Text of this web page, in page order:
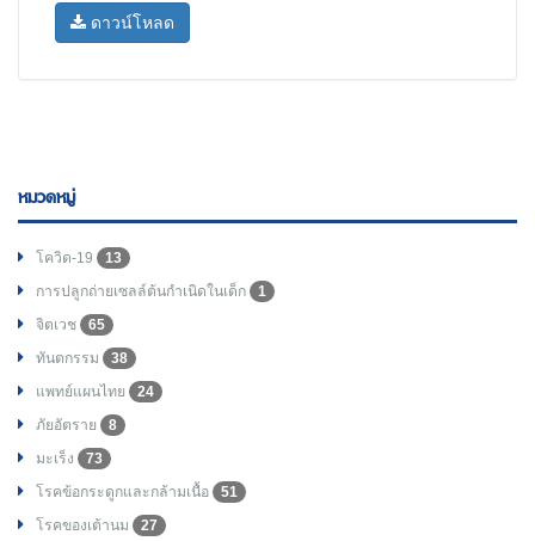
ดาวน์โหลด
หมวดหมู่
โควิด-19
13
การปลูกถ่ายเซลล์ต้นกำเนิดในเด็ก
1
จิตเวช
65
ทันตกรรม
38
แพทย์แผนไทย
24
ภัยอัตราย
8
มะเร็ง
73
โรคข้อกระดูกและกล้ามเนื้อ
51
โรคของเต้านม
27